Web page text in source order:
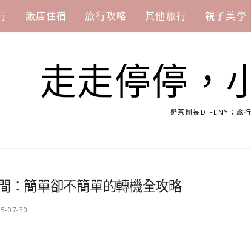
飯店住宿 旅行攻略 其他旅行 親子美學
走走停停，
奶茶團長DIFENY：旅
：簡單卻不簡單的轉機全攻略
07-30